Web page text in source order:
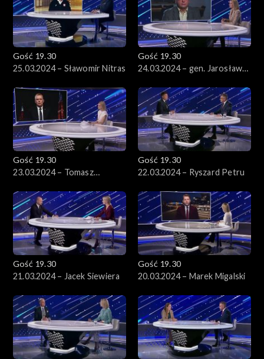
Gość 19.30
25.03.2024 – Sławomir Nitras
Gość 19.30
24.03.2024 – gen. Jarosław
Gość 19.30
23.03.2024 – Tomasz
Gość 19.30
22.03.2024 – Ryszard Petru
Gość 19.30
21.03.2024 – Jacek Siewiera
Gość 19.30
20.03.2024 – Marek Migalski